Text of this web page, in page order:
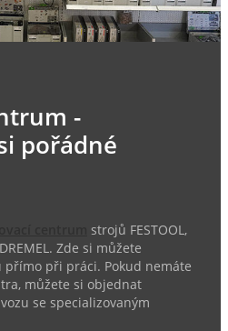
-
pořádné
strojů FESTOOL,
Zde si můžete
přímo při práci. Pokud nemáte
můžete si objednat
se specializovaným